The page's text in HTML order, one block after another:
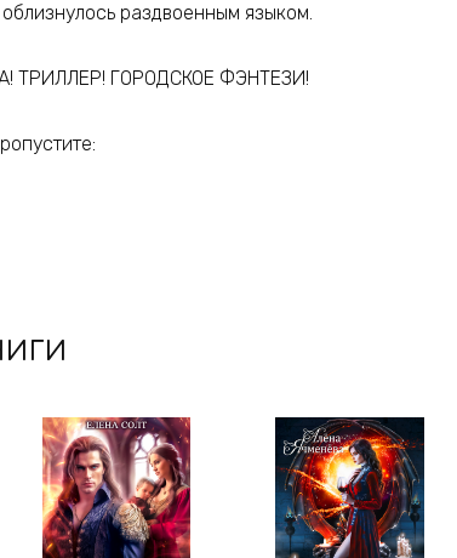
раздвоенным языком.
ТРИЛЛЕР! ГОРОДСКОЕ ФЭНТЕЗИ!